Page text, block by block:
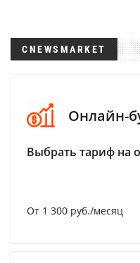
CNEWSMARKET
Онлайн-
Выбрать тариф на
От 1 300 руб./месяц